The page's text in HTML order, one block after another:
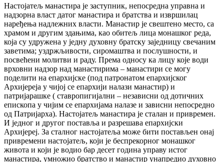
Настојатељ манастира је заступник, непосредна управна и
надзорна власт датог манастира и братства и извршилац
наређења надлежних власти. Манастир је свештено место, са
храмом и другим здањима, као обитељ лица монашког реда,
која су удружена у једну духовну братску заједницу свечаним
заветима; уздржљивости, сиромаштва и послушности, и
посвећени молитви и раду. Према односу ка лицу које води
врховни надзор над манастирима – манастири се могу
поделити на епархијске (под патронатом епархијског
Архијереја у чијој се епархији налази манастир) и
патријарашке ( ставропигијални – независни од дотичних
епископа у чијим се епархијама налазе и зависни непосредно
од Патријарха). Настојатељ манастира је сталан и привремен.
И једног и другог поставља и разрешава епархијски
Архијереј. За сталног настојатеља може бити постављен онај
привремени настојатељ, који је беспрекорног монашког
живота и који је водио бар десет година управу истог
манастира, умножио братство и манастир унапредио духовно